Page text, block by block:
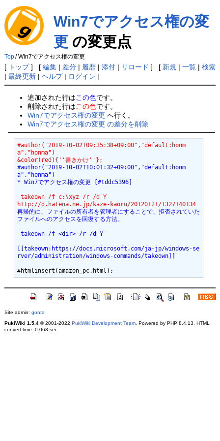
Win7でアクセス権の変
更の変更点
Top/ Win7でアクセス権の変更
[ トップ] [ 編集| 差分| 履歴| 添付| リロード ] [ 新規 | 一覧| 検索
| 最終更新| ヘルプ| ログイン ]
追加された行はこの色です。
削除された行はこの色です。
Win7でアクセス権の変更 へ行く。
Win7でアクセス権の変更 の差分を削除
#author("2019-10-02T09:35:38+09:00","default:honm
a","honma")
&color(red){''書きかけ''};
#author("2019-10-02T10:01:32+09:00","default:honm
a","honma")
* Win7でアクセス権の変更 [#tddc5396]
takeown /f c:\xyz /r /d Y
http://d.hatena.ne.jp/kaze-kaoru/20120121/1327140134
再帰的に、ファイルの所有者を管理者にすることで、拒否されていた
ファイルへのアクセスを回復する方法。
takeown /f <dir> /r /d Y
[[takeown:https://docs.microsoft.com/ja-jp/windows-se
rver/administration/windows-commands/takeown]]
Site admin: gonta
PukiWiki 1.5.4© 2001-2022 PukiWiki Development Team. Powered by PHP 8.4.13. HTML
convert time: 0.063 sec.